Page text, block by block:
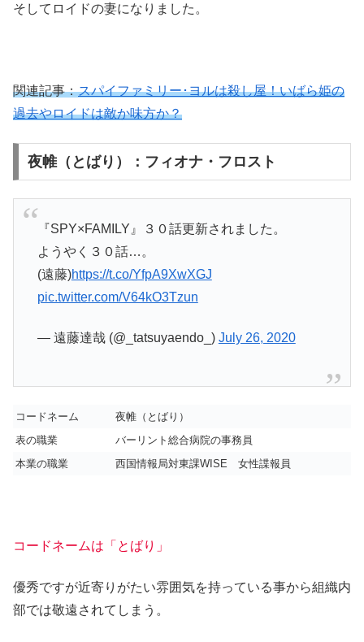
そしてロイドの妻になりました。
関連記事：スパイファミリー･ヨルは殺し屋！いばら姫の
過去やロイドは敵か味方か？
夜帷（とばり）：フィオナ・フロスト
『SPY×FAMILY』３０話更新されました。
ようやく３０話…。
(遠藤)https://t.co/YfpA9XwXGJ
pic.twitter.com/V64kO3Tzun
— 遠藤達哉 (@_tatsuyaendo_) July 26, 2020
コードネーム
夜帷（とばり）
表の職業
バーリント総合病院の事務員
本業の職業
西国情報局対東課WISE 女性諜報員
コードネームは「とばり」
優秀ですが近寄りがたい雰囲気を持っている事から組織内
部では敬遠されてしまう。